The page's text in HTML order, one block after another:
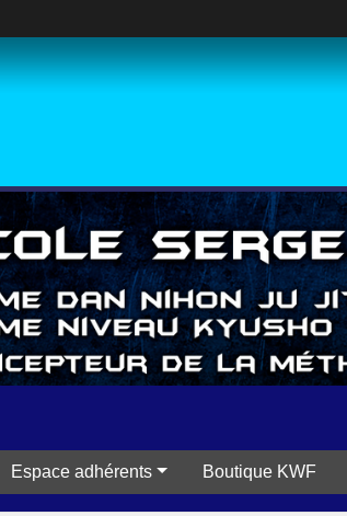
Espace adhérents Boutique KWF